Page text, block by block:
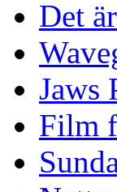
Det
Jaws
Film